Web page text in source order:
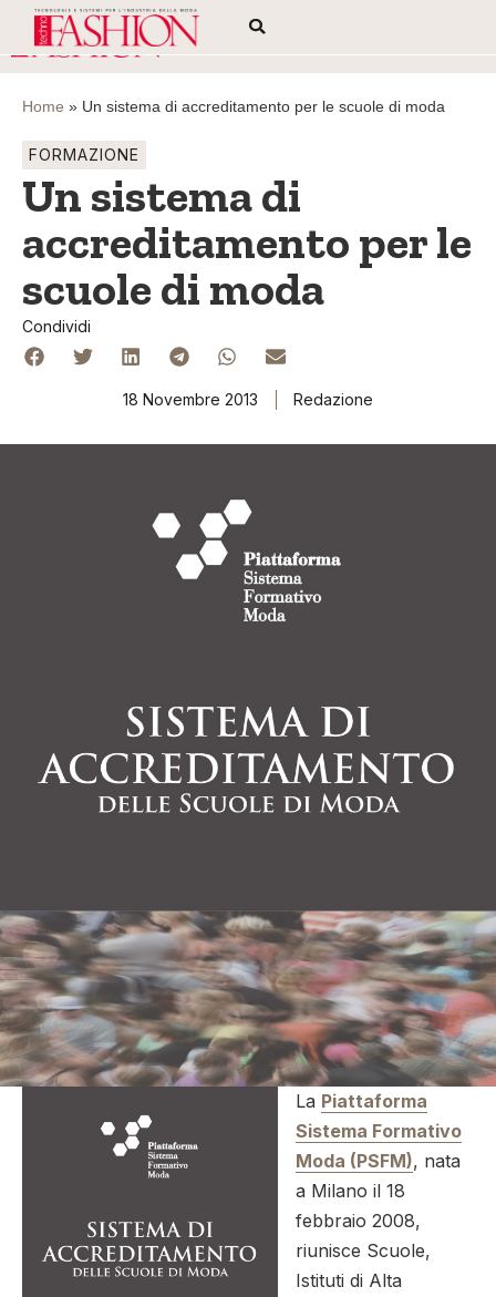
Home » Un sistema di accreditamento per le scuole di moda
FORMAZIONE
Un sistema di
accreditamento per le
scuole di moda
Condividi
18 Novembre 2013 Redazione
La Piattaforma
Sistema Formativo
Moda (PSFM), nata
a Milano il 18
febbraio 2008,
riunisce Scuole,
Istituti di Alta